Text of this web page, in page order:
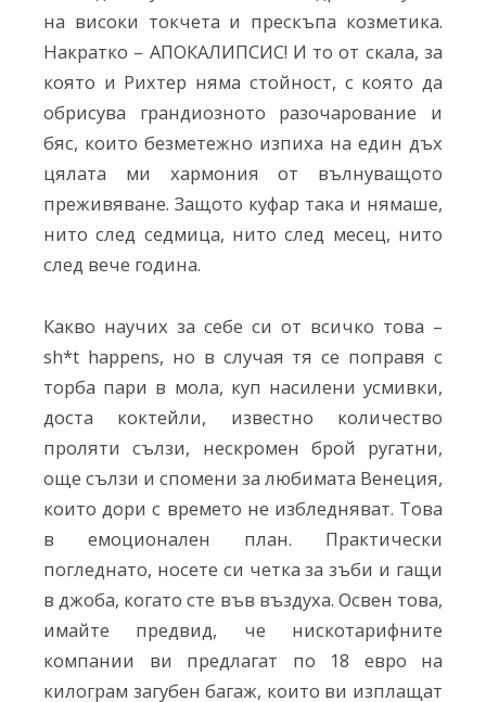
на високи токчета и прескъпа козметика.
Накратко – АПОКАЛИПСИС! И то от скала, за
която и Рихтер няма стойност, с която да
обрисува грандиозното разочарование и
бяс, които безметежно изпиха на един дъх
цялата ми хармония от вълнуващото
преживяване. Защото куфар така и нямаше,
нито след седмица, нито след месец, нито
след вече година.
Какво научих за себе си от всичко това –
sh*t happens, но в случая тя се поправя с
торба пари в мола, куп насилени усмивки,
доста коктейли, известно количество
проляти сълзи, нескромен брой ругатни,
още сълзи и спомени за любимата Венеция,
които дори с времето не избледняват. Това
в емоционален план. Практически
погледнато, носете си четка за зъби и гащи
в джоба, когато сте във въздуха. Освен това,
имайте предвид, че нискотарифните
компании ви предлагат по 18 евро на
килограм загубен багаж, които ви изплащат